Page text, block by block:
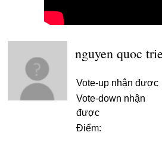
nguyen quoc
Vote-up nhận được
Vote-down nhận
được
Điểm: